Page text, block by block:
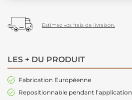
Estimez vos frais de livraison.
LES + DU PRODUIT
Fabrication Européenne
Repositionnable pendant l'application